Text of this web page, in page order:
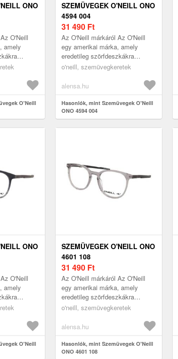
ONO
O'Neill
amely
O'Neill
SZEMÜVEGEK O'NEILL ONO
4594 004
31 490 Ft
Az O'Neill márkáról Az O'Neill
egy amerikai márka, amely
eredetileg szörfdeszkákra
specializálódott, és
tengerparti hangu...
o'neill, szemüvegkeretek
alensa.hu
Hasonlók, mint Szemüvegek O'Neill
ONO 4594 004
ONO
O'Neill
amely
O'Neill
SZEMÜVEGEK O'NEILL ONO
4601 108
31 490 Ft
Az O'Neill márkáról Az O'Neill
egy amerikai márka, amely
eredetileg szörfdeszkákra
specializálódott, és
tengerparti hangu...
o'neill, szemüvegkeretek
alensa.hu
Hasonlók, mint Szemüvegek O'Neill
ONO 4601 108